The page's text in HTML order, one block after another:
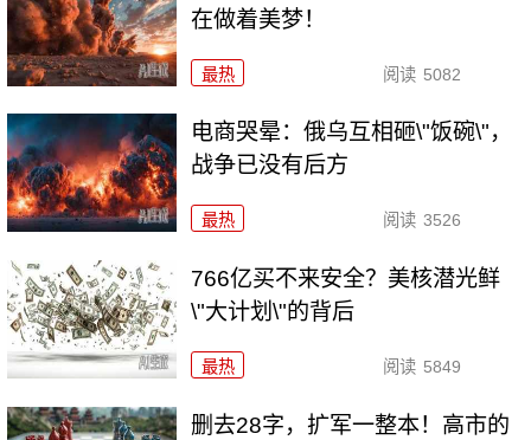
在做着美梦！
最热 阅读 5082
电商哭晕：俄乌互相砸\"饭碗\"，
战争已没有后方
最热 阅读 3526
766亿买不来安全？美核潜光鲜
\"大计划\"的背后
最热 阅读 5849
删去28字，扩军一整本！高市的